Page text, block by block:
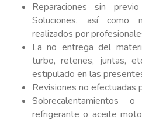
Reparaciones sin
Soluciones, así como
realizados por
La no entrega del
turbo, retenes, juntas,
estipulado en las
Revisiones no efectuadas
refrigerante o aceite